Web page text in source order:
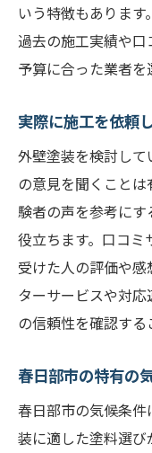
いう特徴もあります
過去の施工実績や口
予算に合った業者を
実際に施工を依頼
外壁塗装を検討し
の意見を聞くこと
験者の声を参考に
役立ちます。口コミ
受けた人の評価や
ターサービスや対
の信頼性を確認する
春日部市の特有の
春日部市の気候条
装に適した塗料選び